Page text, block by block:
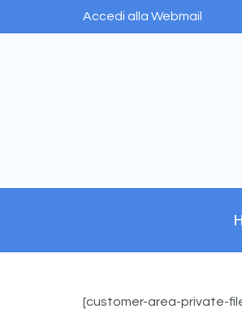
Accedi alla Webmail
[customer-area-private-